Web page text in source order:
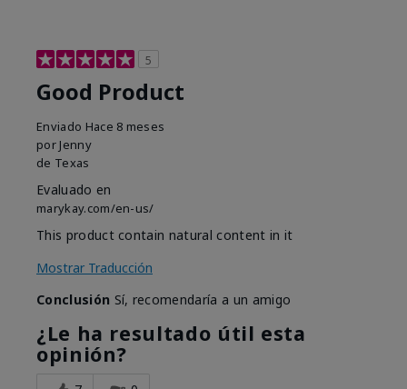
5
Good Product
Enviado Hace 8 meses
por Jenny
de Texas
Evaluado en
marykay.com/en-us/
This product contain natural content in it
Mostrar Traducción
Conclusión Sí, recomendaría a un amigo
¿Le ha resultado útil esta
opinión?